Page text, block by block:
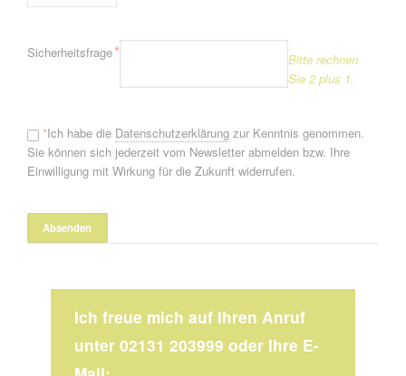
Pflichtfeld
Sicherheitsfrage*
Bitte rechnen
Sie 2 plus 1.
*Ich habe die Datenschutzerklärungzur Kenntnis genommen.
Sie können sich jederzeit vom Newsletter abmelden bzw. Ihre
Einwilligung mit Wirkung für die Zukunft widerrufen.
Ich freue mich auf Ihren Anruf
unter 02131 203999 oder Ihre E-